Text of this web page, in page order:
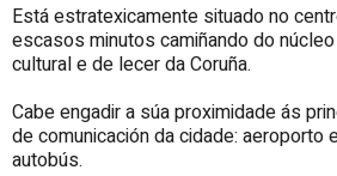
Está estratexicamente situado no
escasos minutos camiñando do
cultural e de lecer da Coruña.
Cabe engadir a súa proximidade ás
de comunicación da cidade: aeroporto
autobús.